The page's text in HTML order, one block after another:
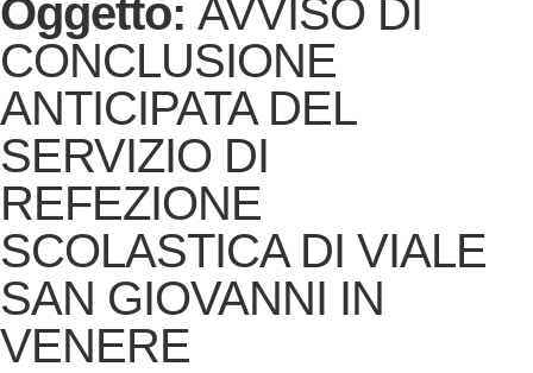
Oggetto: AVVISO DI
CONCLUSIONE
ANTICIPATA DEL
SERVIZIO DI
REFEZIONE
SCOLASTICA DI VIALE
SAN GIOVANNI IN
VENERE